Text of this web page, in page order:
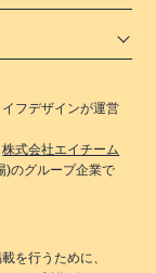
フデザインが運営
株式会社エイチーム
)のグループ企業で
を行うために、